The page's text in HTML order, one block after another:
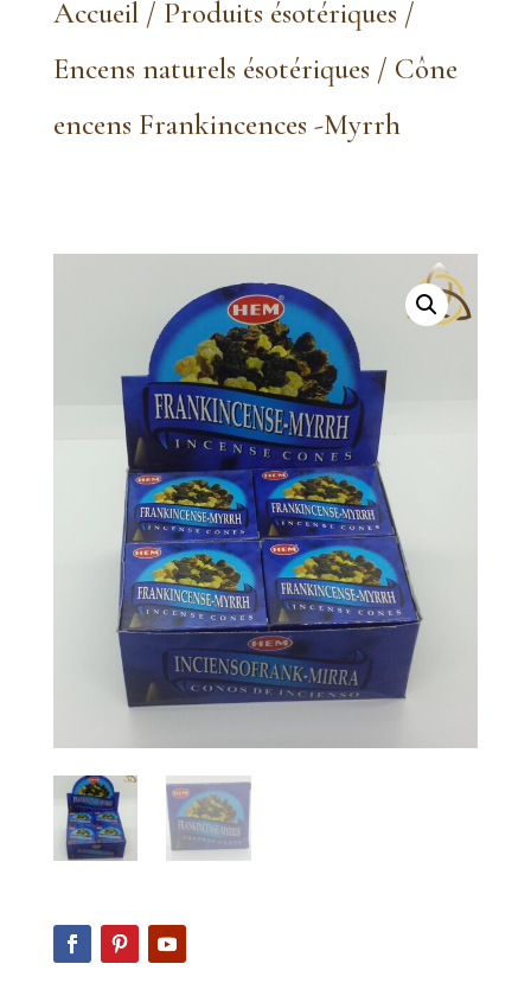
Accueil/ Produits ésotériques /
Encens naturels ésotériques / Cône
encens Frankincences -Myrrh